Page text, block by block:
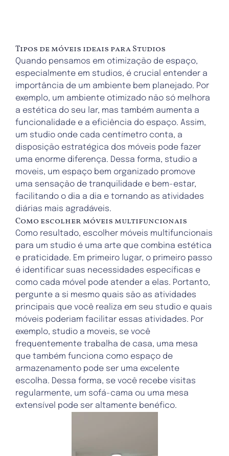
Tipos de móveis ideais para Studios
Quando pensamos em otimização de espaço,
especialmente em studios, é crucial entender a
importância de um ambiente bem planejado. Por
exemplo, um ambiente otimizado não só melhora
a estética do seu lar, mas também aumenta a
funcionalidade e a eficiência do espaço. Assim,
um studio onde cada centímetro conta, a
disposição estratégica dos móveis pode fazer
uma enorme diferença. Dessa forma, studio a
moveis, um espaço bem organizado promove
uma sensação de tranquilidade e bem-estar,
facilitando o dia a dia e tornando as atividades
diárias mais agradáveis.
Como escolher móveis multifuncionais
Como resultado, escolher móveis multifuncionais
para um studio é uma arte que combina estética
e praticidade. Em primeiro lugar, o primeiro passo
é identificar suas necessidades específicas e
como cada móvel pode atender a elas. Portanto,
pergunte a si mesmo quais são as atividades
principais que você realiza em seu studio e quais
móveis poderiam facilitar essas atividades. Por
exemplo, studio a moveis, se você
frequentemente trabalha de casa, uma mesa
que também funciona como espaço de
armazenamento pode ser uma excelente
escolha. Dessa forma, se você recebe visitas
regularmente, um sofá-cama ou uma mesa
extensível pode ser altamente benéfico.